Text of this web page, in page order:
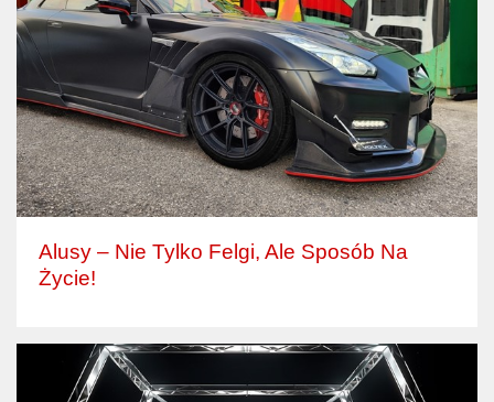
Alusy – Nie Tylko Felgi, Ale Sposób Na
Życie!